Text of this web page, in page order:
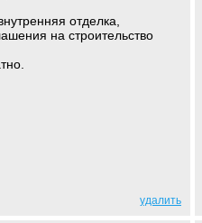
отделка,
на строительство
удалить